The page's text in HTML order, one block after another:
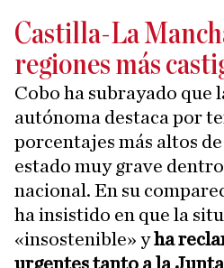
Castilla-La
regiones más
Cobo ha subrayado que
autónoma destaca por
porcentajes más altos
estado muy grave
nacional. En su
ha insistido en que la
«insostenible» yha
urgentes tanto a la